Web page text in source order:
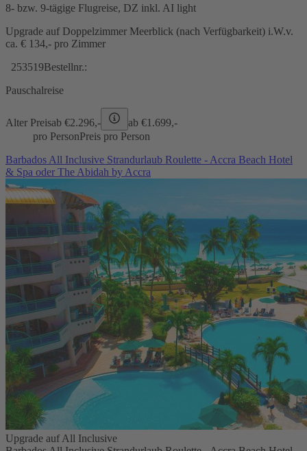
8- bzw. 9-tägige Flugreise, DZ inkl. AI light
Upgrade auf Doppelzimmer Meerblick (nach Verfügbarkeit) i.W.v.
ca. € 134,- pro Zimmer
253519Bestellnr.:
Pauschalreise
Alter Preisab €2.296,- ab €1.699,-
pro PersonPreis pro Person
Barbados All Inclusive Strandurlaub Roulette - Accra Beach Hotel
& Spa oder The Abidah by Accra
Upgrade auf All Inclusive